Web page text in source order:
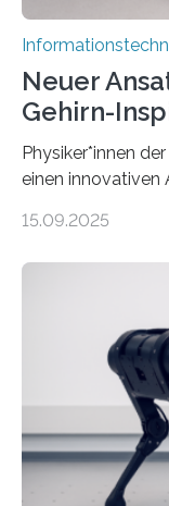
Neuer
Gehirn-
Physiker*innen
einen innovativen
Lösungsweg ist
stellt die heutige
Prozessoren
viel Energie, die
sind voneinander
bremst
immer größer
verarbeiten
15.09.2025